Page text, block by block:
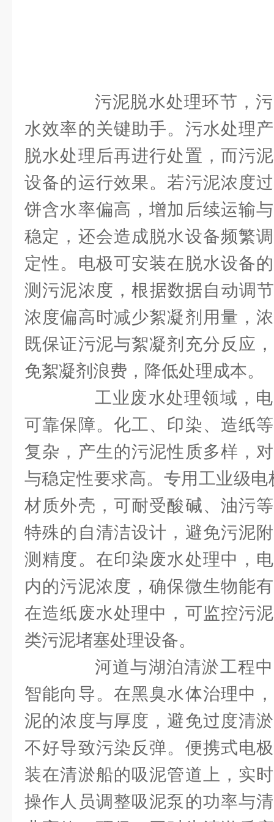
污泥脱水处理环节，污
水效率的关键助手。污水处理
脱水处理后再进行处置，而污
设备的运行效果。若污泥浓度
饼含水率偏高，增加后续运输
稳定，还会造成脱水设备频繁
定性。电极可安装在脱水设备
测污泥浓度，根据数据自动调
浓度偏高时减少絮凝剂用量，
既保证污泥与絮凝剂充分反应
免絮凝剂浪费，降低处理成本。
工业废水处理领域，电
可靠保障。化工、印染、造纸
复杂，产生的污泥性质多样，
与稳定性要求高。专用工业级
材质外壳，可耐受酸碱、油污
特殊的自清洁设计，避免污泥
测精度。在印染废水处理中，
内的污泥浓度，确保微生物能
在造纸废水处理中，可监控污
类污泥堵塞处理设备。
河道与湖泊清淤工程中
智能向导。在黑臭水体治理中
泥的浓度与厚度，避免过度清
不好导致污染反弹。便携式电
装在清淤船的吸泥管道上，实
操作人员调整吸泥泵的功率与